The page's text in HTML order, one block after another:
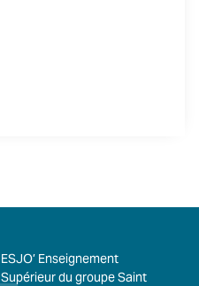
ESJO’ Enseignement
Supérieur du groupe Saint